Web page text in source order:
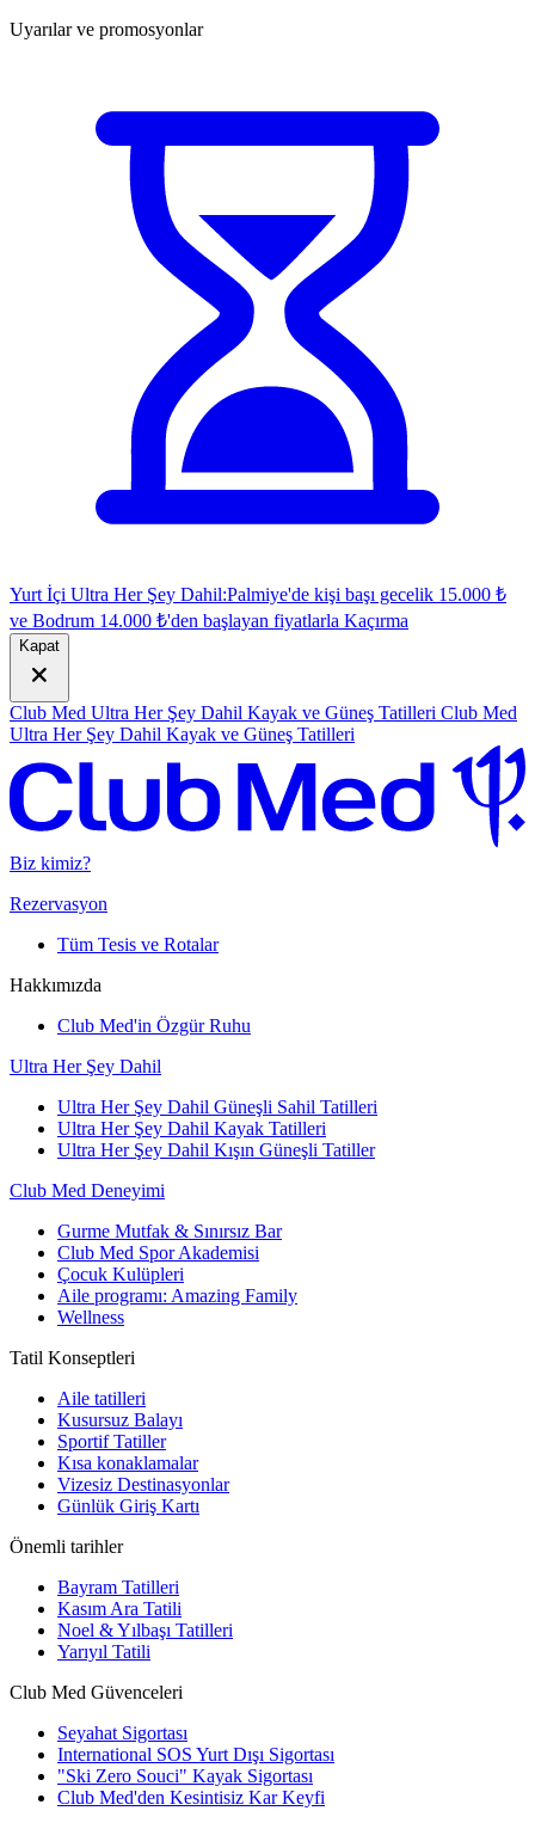
Uyarılar ve promosyonlar
Yurt İçi Ultra Her Şey Dahil:Palmiye'de kişi başı gecelik 15.000 ₺
ve Bodrum 14.000 ₺'den başlayan fiyatlarla Kaçırma
Kapat
Club Med Ultra Her Şey Dahil Kayak ve Güneş Tatilleri Club Med
Ultra Her Şey Dahil Kayak ve Güneş Tatilleri
Biz kimiz?
Rezervasyon
Tüm Tesis ve Rotalar
Hakkımızda
Club Med'in Özgür Ruhu
Ultra Her Şey Dahil
Ultra Her Şey Dahil Güneşli Sahil Tatilleri
Ultra Her Şey Dahil Kayak Tatilleri
Ultra Her Şey Dahil Kışın Güneşli Tatiller
Club Med Deneyimi
Gurme Mutfak & Sınırsız Bar
Club Med Spor Akademisi
Çocuk Kulüpleri
Aile programı: Amazing Family
Wellness
Tatil Konseptleri
Aile tatilleri
Kusursuz Balayı
Sportif Tatiller
Kısa konaklamalar
Vizesiz Destinasyonlar
Günlük Giriş Kartı
Önemli tarihler
Bayram Tatilleri
Kasım Ara Tatili
Noel & Yılbaşı Tatilleri
Yarıyıl Tatili
Club Med Güvenceleri
Seyahat Sigortası
International SOS Yurt Dışı Sigortası
"Ski Zero Souci" Kayak Sigortası
Club Med'den Kesintisiz Kar Keyfi